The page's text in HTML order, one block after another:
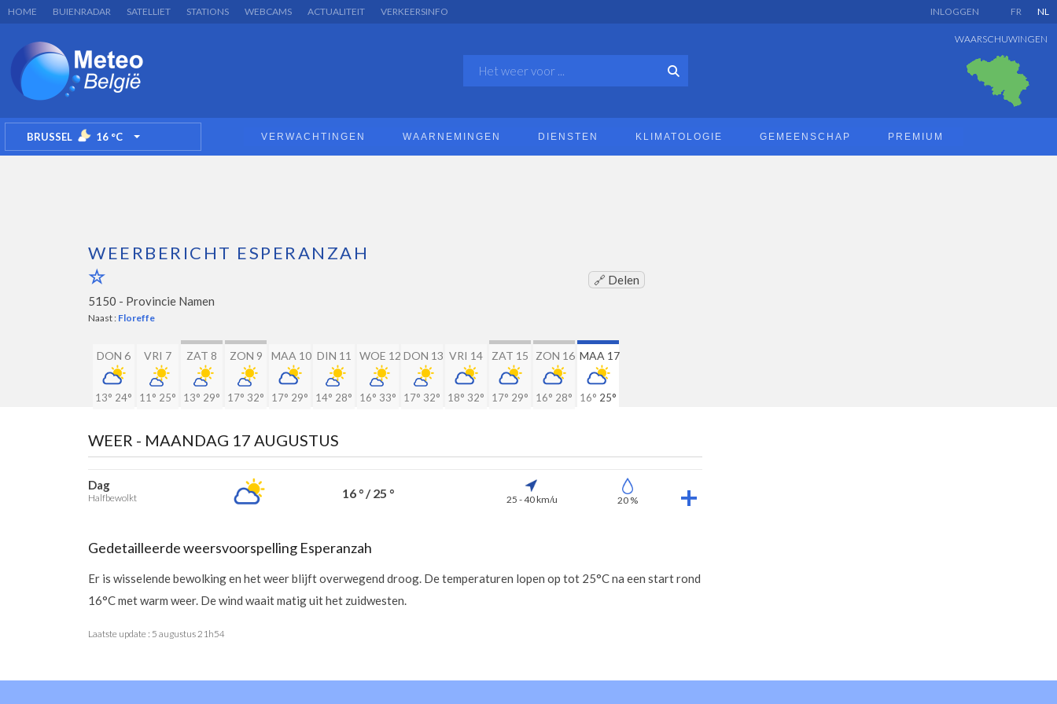
HOME BUIENRADAR SATELLIET STATIONS WEBCAMS ACTUALITEIT VERKEERSINFO FR NL
INLOGGEN
WAARSCHUWINGEN
BRUSSEL 16°C TOGGLE DROPDOWN VERWACHTINGEN WAARNEMINGEN DIENSTEN KLIMATOLOGIE GEMEENSCHAP PREMIUM
WEERBERICHT ESPERANZAH
🔗 Delen
5150 - Provincie Namen
Naast : Floreffe
DON 6
13° 24°
VRI 7
11° 25°
ZAT 8
13° 29°
ZON 9
17° 32°
MAA 10
17° 29°
DIN 11
14° 28°
WOE 12
16° 33°
DON 13
17° 32°
VRI 14
18° 32°
ZAT 15
17° 29°
ZON 16
16° 28°
MAA 17
16° 25°
WEER - MAANDAG 17 AUGUSTUS
Dag
Halfbewolkt 16 ° / 25 ° 25 - 40 km/u 20 %
Gedetailleerde weersvoorspelling Esperanzah
Er is wisselende bewolking en het weer blijft overwegend droog. De temperaturen lopen op tot 25°C na een start rond
16°C met warm weer. De wind waait matig uit het zuidwesten.
Laatste update : 5 augustus 21h54